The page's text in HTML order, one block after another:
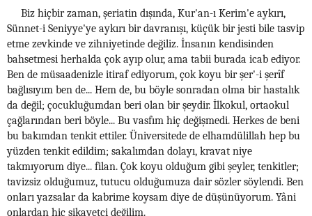
Biz hiçbir zaman, şeriatin dışında, Kur'an-ı Kerim'e aykırı,
Sünnet-i Seniyye'ye aykırı bir davranışı, küçük bir jesti bile tasvip
etme zevkinde ve zihniyetinde değiliz. İnsanın kendisinden
bahsetmesi herhalda çok ayıp olur, ama tabii burada icab ediyor.
Ben de müsaadenizle itiraf ediyorum, çok koyu bir şer'-i şerîf
bağlısıyım ben de... Hem de, bu böyle sonradan olma bir hastalık
da değil; çocukluğumdan beri olan bir şeydir. İlkokul, ortaokul
çağlarından beri böyle... Bu vasfım hiç değişmedi. Herkes de beni
bu bakımdan tenkit ettiler. Üniversitede de elhamdülillah hep bu
yüzden tenkit edildim; sakalımdan dolayı, kravat niye
takmıyorum diye... filan. Çok koyu olduğum gibi şeyler, tenkitler;
tavizsiz olduğumuz, tutucu olduğumuza dair sözler söylendi. Ben
onları yazsalar da kabrime koysam diye de düşünüyorum. Yâni
onlardan hiç şikayetçi değilim.